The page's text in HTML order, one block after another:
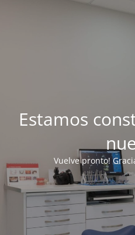
Estamos
Vuelve pronto!